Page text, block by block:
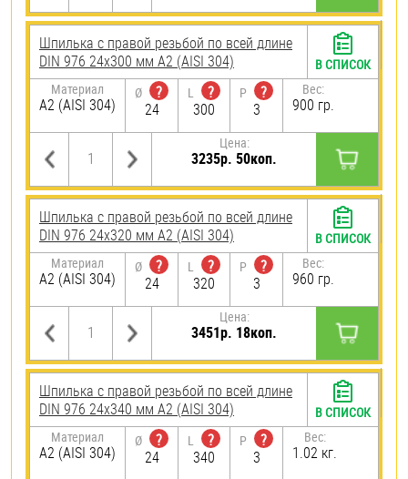
Шпилька с правой резьбой по всей длине
DIN 976 24х300 мм А2 (AISI 304)
Материал
А2 (AISI 304)
Ø
?
24
L
?
300
P
?
3
Вес:
900 гр.
Цена:
3235р. 50коп.
В СПИСОК
Шпилька с правой резьбой по всей длине
DIN 976 24х320 мм А2 (AISI 304)
Материал
А2 (AISI 304)
Ø
?
24
L
?
320
P
?
3
Вес:
960 гр.
Цена:
3451р. 18коп.
В СПИСОК
Шпилька с правой резьбой по всей длине
DIN 976 24х340 мм А2 (AISI 304)
Материал
А2 (AISI 304)
Ø
?
24
L
?
340
P
?
3
Вес:
1.02 кг.
В СПИСОК